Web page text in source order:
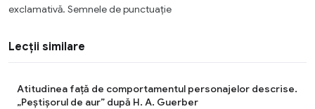
exclamativă. Semnele de punctuație
Lecții similare
Atitudinea față de comportamentul personajelor descrise.
„Peștișorul de aur” după H. A. Guerber